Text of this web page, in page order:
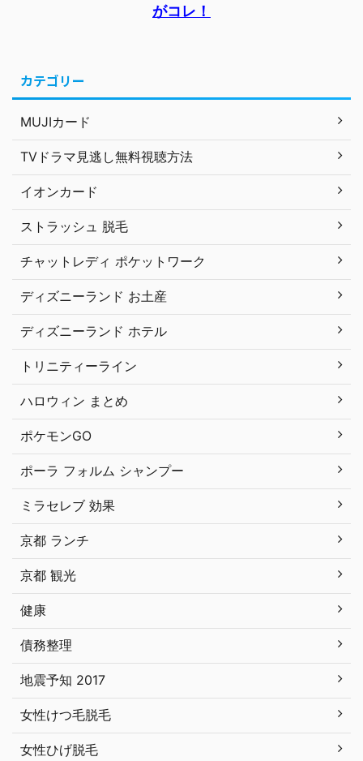
がコレ！
カテゴリー
MUJIカード
TVドラマ見逃し無料視聴方法
イオンカード
ストラッシュ 脱毛
チャットレディ ポケットワーク
ディズニーランド お土産
ディズニーランド ホテル
トリニティーライン
ハロウィン まとめ
ポケモンGO
ポーラ フォルム シャンプー
ミラセレブ 効果
京都 ランチ
京都 観光
健康
債務整理
地震予知 2017
女性けつ毛脱毛
女性ひげ脱毛